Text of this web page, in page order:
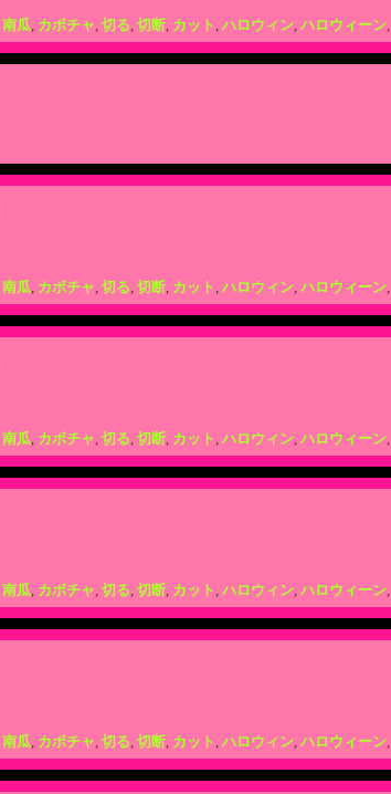
南瓜, カボチャ, 切る, 切断, カット, ハロウィン, ハロウィーン,
南瓜, カボチャ, 切る, 切断, カット, ハロウィン, ハロウィーン,
南瓜, カボチャ, 切る, 切断, カット, ハロウィン, ハロウィーン,
南瓜, カボチャ, 切る, 切断, カット, ハロウィン, ハロウィーン,
南瓜, カボチャ, 切る, 切断, カット, ハロウィン, ハロウィーン,